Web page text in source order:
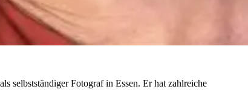
selbstständiger Fotograf in Essen. Er hat zahlreiche